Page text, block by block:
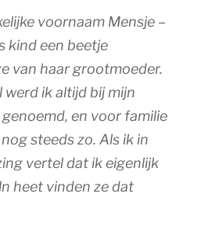
voornaam Mensje –
kind een beetje
van haar grootmoeder.
werd ik altijd bij mijn
en voor familie
steeds zo. Als ik in
vertel dat ik eigenlijk
heet vinden ze dat